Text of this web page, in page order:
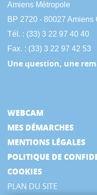
Amiens Métropole
BP 2720 - 80027 Amiens
Tél. : (33) 3 22 97 40 40
Fax. : (33) 3 22 97 42 53
Une question, une
WEBCAM
MES DÉMARCHES
MENTIONS LÉGALES
POLITIQUE DE
COOKIES
PLAN DU SITE